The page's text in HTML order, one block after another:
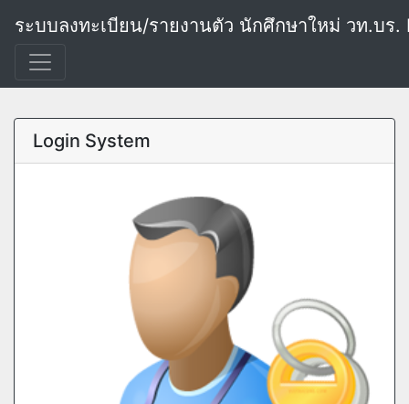
ระบบลงทะเบียน/รายงานตัว นักศึกษาใหม่ วท.บร.
Login System